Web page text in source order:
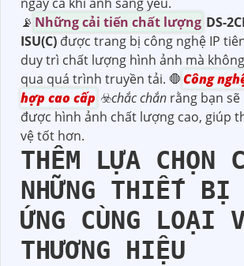
📡 Những cải tiến chất lượng DS-
ISU(C) được trang bị công nghệ IP
duy trì chất lượng hình ảnh mà
qua quá trình truyền tải. 🛑Công
hợp cao cấp ☣️chắc chắn rằng bạn
được hình ảnh chất lượng cao, giúp
vệ tốt hơn.
THÊM LỰA CHỌN
NHỮNG THIẾT BỊ
ỨNG CÙNG LOẠI
THƯƠNG HIỆU